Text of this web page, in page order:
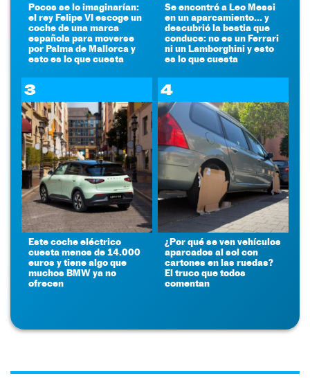
Pocos se lo imaginarían:
el rey Felipe VI escoge un
coche de una marca
española para moverse
por Palma de Mallorca y
esto es lo que cuesta
Se encontró a Leo Messi
en un aparcamiento... y
descubrió la bestia que
conduce: no es un Ferrari
ni un Lamborghini y esto
es lo que cuesta
3
Este coche eléctrico
cuesta menos de 14.000
euros y tiene algo que
muchos BMW ya no
ofrecen
4
¿Por qué se ven vehículos
aparcados al sol con
cartones en las ruedas?
El truco que todos
comentan